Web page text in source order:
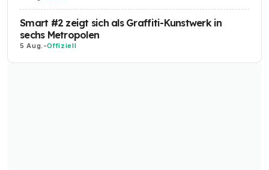
Smart #2 zeigt sich als Graffiti-Kunstwerk in
sechs Metropolen
5 Aug. -Offiziell